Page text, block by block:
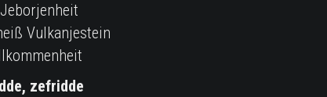
Vulkanjestein
zefridde